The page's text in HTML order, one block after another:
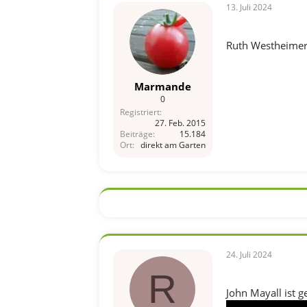
Marmande
0
Registriert
27. Feb. 2015
Beiträge
15.184
Ort
direkt am Garten
13. Juli 2024
Ruth Westheimer
R
24. Juli 2024
John Mayall ist